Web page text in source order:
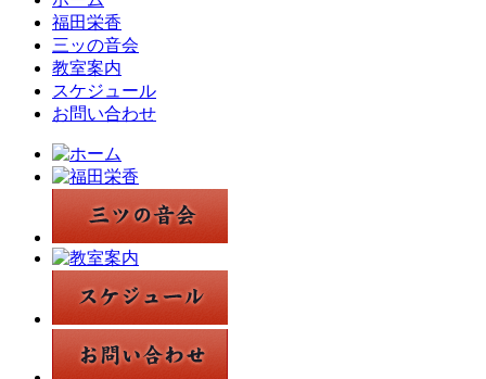
福田栄香
三ッの音会
教室案内
スケジュール
お問い合わせ